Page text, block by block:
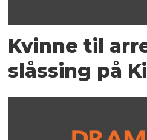
Kvinne til
slåssing på